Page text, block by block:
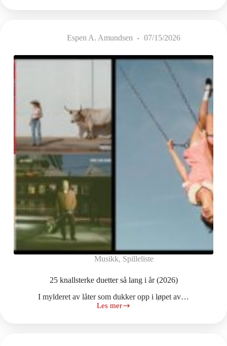
Espen A. Amundsen 07/15/2026
Musikk, Spilleliste
25 knallsterke duetter så lang i år (2026)
I mylderet av låter som dukker opp i løpet av…
Les mer
25